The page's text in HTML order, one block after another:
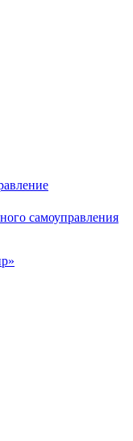
самоуправления